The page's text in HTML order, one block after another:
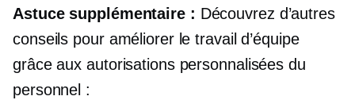
Astuce supplémentaire : Découvrez d’autres
conseils pour améliorer le travail d’équipe
grâce aux autorisations personnalisées du
personnel :